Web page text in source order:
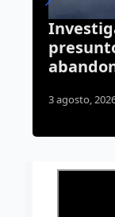
Cae
cateo
2 agosto,